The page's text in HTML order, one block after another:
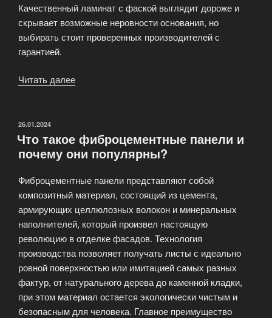
Качественный ламинат с фаской выглядит дороже и
скрывает возможные неровности основания, но
выбирать стоит проверенных производителей с
гарантией.
Читать далее
паркет,
инженерная
ОПУБЛИКОВАНО
26.01.2024
Что такое фиброцементные панели и
почему они популярны?
Фиброцементные панели представляют собой
композитный материал, состоящий из цемента,
армирующих целлюлозных волокон и минеральных
наполнителей, который произвел настоящую
революцию в отделке фасадов. Технология
производства позволяет получать листы с идеально
ровной поверхностью или имитацией самых разных
фактур, от натурального дерева до каменной кладки,
при этом материал остается экологически чистым и
безопасным для человека. Главное преимущество